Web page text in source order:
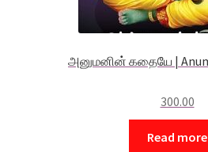
அனுமனின் கதையே |
300.00
Read more